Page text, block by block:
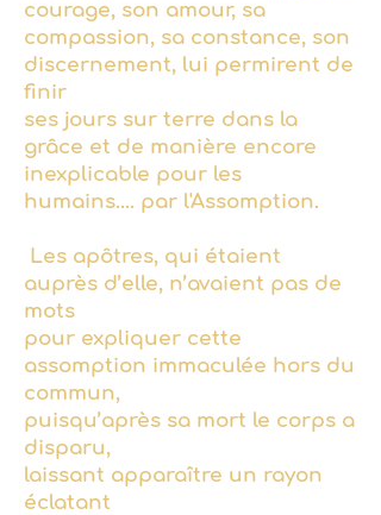
courage, son amour, sa
compassion, sa constance, son
discernement, lui permirent de
finir
ses jours sur terre dans la
grâce et de manière encore
inexplicable pour les
humains.... par l'Assomption.
Les apôtres, qui étaient
auprès d’elle, n’avaient pas de
mots
pour expliquer cette
assomption immaculée hors du
commun,
puisqu’après sa mort le corps a
disparu,
laissant apparaître un rayon
éclatant